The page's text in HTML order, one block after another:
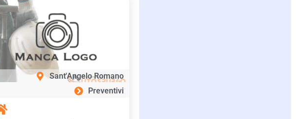
Sant'Angelo Romano
Preventivi